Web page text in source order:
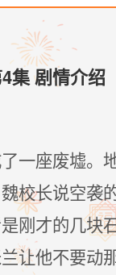
集 剧情介绍
一座废墟
校长说空袭
刚才的几块
让他不要动